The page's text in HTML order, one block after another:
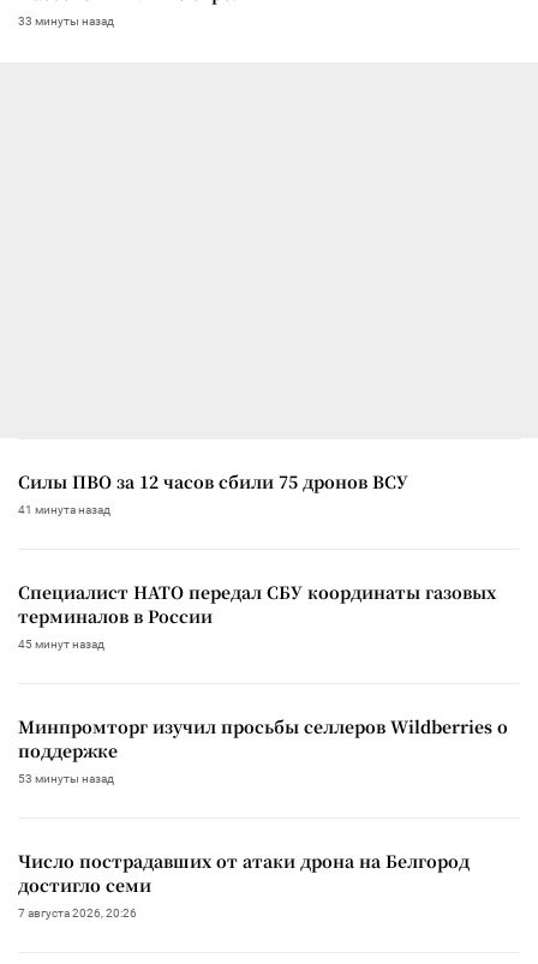
33 минуты назад
Силы ПВО за 12 часов сбили 75 дронов ВСУ
41 минута назад
Специалист НАТО передал СБУ координаты газовых
терминалов в России
45 минут назад
Минпромторг изучил просьбы селлеров Wildberries о
поддержке
53 минуты назад
Число пострадавших от атаки дрона на Белгород
достигло семи
7 августа 2026, 20:26